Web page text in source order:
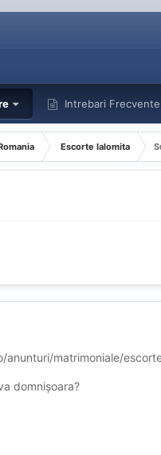
Intrebari Frecvente
Escorte Ialomita
anunturi/matrimoniale/
domnișoara?